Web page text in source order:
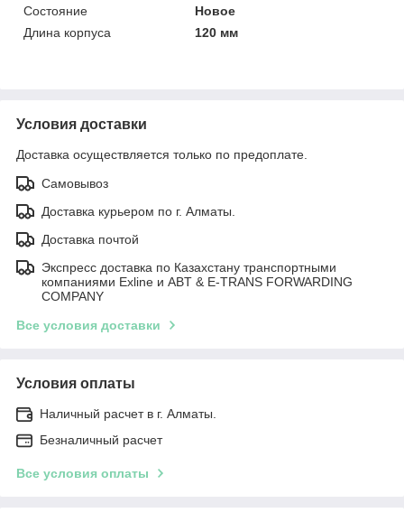
Состояние
Новое
Длина корпуса
120 мм
Условия доставки
Доставка осуществляется только по предоплате.
Самовывоз
Доставка курьером по г. Алматы.
Доставка почтой
Экспресс доставка по Казахстану транспортными
компаниями Exline и ABT & E-TRANS FORWARDING
COMPANY
Все условия доставки
Условия оплаты
Наличный расчет в г. Алматы.
Безналичный расчет
Все условия оплаты